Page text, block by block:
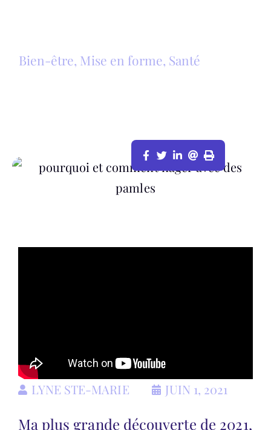
Bien-être, Mise en forme, Santé
LYNE STE-MARIE JUIN 1, 2021
Ma plus grande découverte de 2021,